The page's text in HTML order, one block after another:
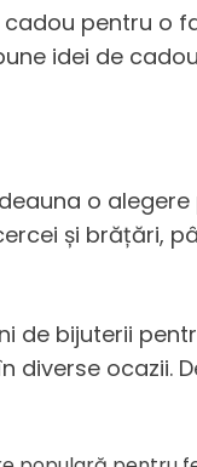
pentru o
idei de
o
și brățări,
de bijuterii
diverse ocazii.